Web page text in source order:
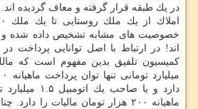
در یك طبقه قرار گرفته و معاف گردیده اند.
خصوصیت های مشابه تشخیص داده شده و
اند! در ارتباط با اصل توانایی پرداخت
دارد و یا صاحب
ماهیانه ۲۰۰ هزار تومان مالیات را